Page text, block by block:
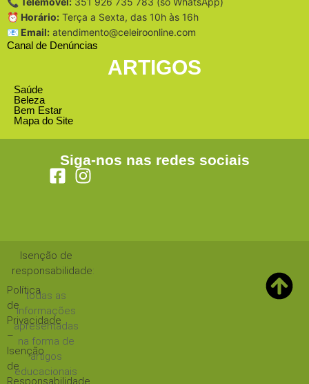
⏰ Horário: Terça a Sexta, das 10h às 16h
📧 Email: atendimento@celeiroonline.com
Canal de Denúncias
ARTIGOS
Saúde
Beleza
Bem Estar
Mapa do Site
Siga-nos nas redes sociais
Política
de
Privacidade
–
Isenção
de
Responsabilidade
Isenção de
responsabilidade:
todas as
informações
apresentadas
na forma de
artigos
educacionais